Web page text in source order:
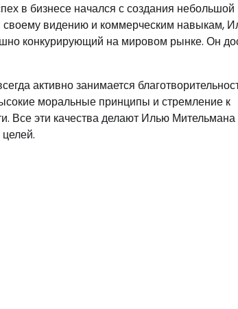
в бизнесе начался с создания небольшой
видению и коммерческим навыкам,
конкурирующий на мировом рынке. Он
активно занимается
моральные принципы и стремление к
Все эти качества делают Илью